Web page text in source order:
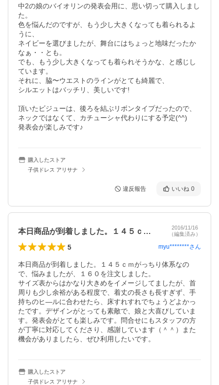
中2の娘のバイオリンの発表会用に、思い切って購入しまし
た。
色を悩んだのですが、もう少し大きくなっても着られるよ
うに、
ネイビーを選びましたが、舞台にはちょっと地味だったか
なぁ・・とも。
でも、もう少し大きくなっても着られそうかな、と感じし
ています。
それに、脇〜ウエストのラインがとても綺麗で、
シルエットはバッチリ、美しいです!
頂いたビジューは、後ろを結ぶリボンタイプだったので、
ネックではなくて、カチューシャ代わりにする予定(^^)
発表会が楽しみです♪
購入したストア
子供ドレス アリサナ
違反報告 いいね 0
本日商品が到着しました。１４５ｃｍがっ…
2016/11/16
（編集済み）
5 myu********さん
本日商品が到着しました。１４５ｃｍがっちり体系なの
で、悩みましたが、１６０を注文しました。
サイズ表からはかなり大きめをイメージしてましたが、首
周りも少し余裕がある程度で、着丈の長さも長すぎず、手
持ちのヒ―ルに合わせたら、床すれすれでちょうどよかっ
たです。デザインがとっても素敵で、娘と大喜びしていま
す。発表会がとても楽しみです。問合せにもスタッフの方
が丁寧に対応してくださり、感謝しています（＾＾）また
機会がありましたら、ぜひ利用したいです。
購入したストア
子供ドレス アリサナ